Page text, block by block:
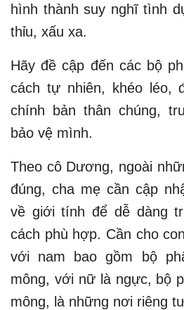
hình thành suy nghĩ tình
thỉu, xấu xa.
Hãy đề cập đến các bộ
cách tự nhiên, khéo léo,
chính bản thân chúng,
bảo vệ mình.
Theo cô Dương, ngoài
đúng, cha mẹ cần cập
về giới tính để dễ dàng
cách phù hợp. Cần cho
với nam bao gồm bộ
mông, với nữ là ngực, bộ
mông, là những nơi riêng